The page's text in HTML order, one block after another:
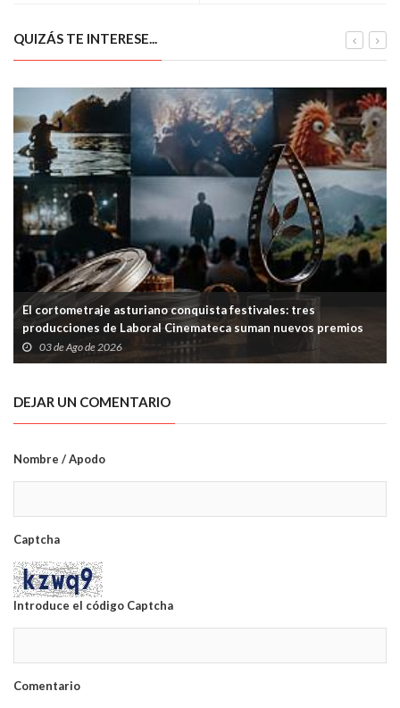
QUIZÁS TE INTERESE...
El cortometraje asturiano conquista festivales: tres
producciones de Laboral Cinemateca suman nuevos premios
03 de Ago de 2026
DEJAR UN COMENTARIO
Nombre / Apodo
Captcha
Introduce el código Captcha
Comentario